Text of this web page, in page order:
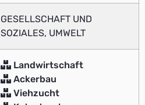
GESELLSCHAFT UND
SOZIALES, UMWELT
Landwirtschaft
Ackerbau
Viehzucht